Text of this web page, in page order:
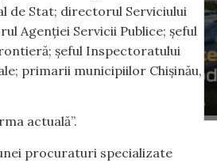
de Stat; directorul Serviciului
Agenției Servicii Publice; șeful
șeful Inspectoratului
primarii municipiilor Chișinău,
actuală”.
procuraturi specializate